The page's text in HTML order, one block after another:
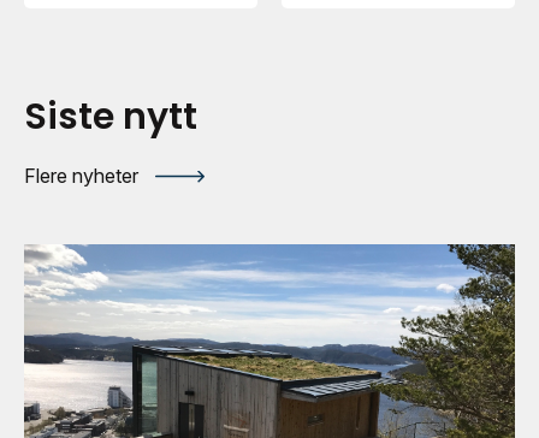
Siste nytt
Flere nyheter